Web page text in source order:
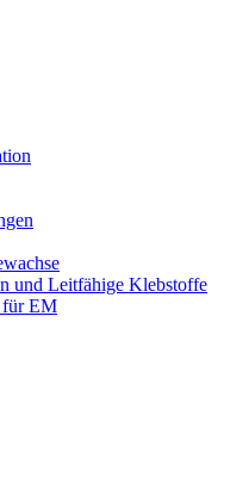
und Leitfähige Klebstoffe
für EM